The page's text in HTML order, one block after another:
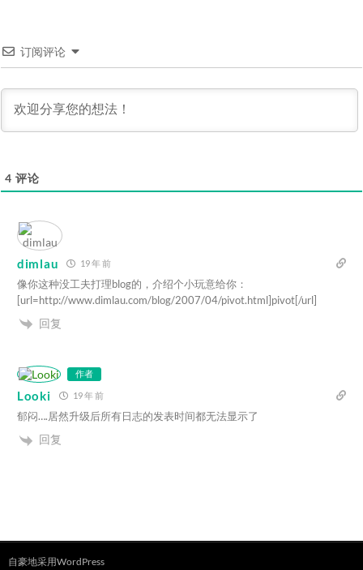
订阅评论
4 评论
dimlau 19 年 前
像你这种没工夫打理blog的，介绍个小玩意给你：
[url=http://www.dimlau.com/blog/2007/04/pivot.html]pivot[/url]
回复
作者
Looki 19 年 前
郁闷….居然升级后所有日志的发表时间都无法显示了
回复
自豪地采用WordPress